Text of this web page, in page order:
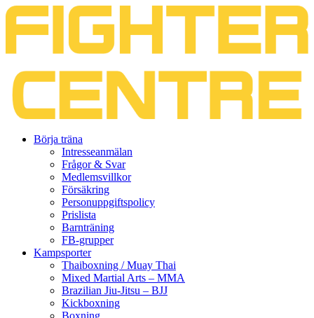
Börja träna
Intresseanmälan
Frågor & Svar
Medlemsvillkor
Försäkring
Personuppgiftspolicy
Prislista
Barnträning
FB-grupper
Kampsporter
Thaiboxning / Muay Thai
Mixed Martial Arts – MMA
Brazilian Jiu-Jitsu – BJJ
Kickboxning